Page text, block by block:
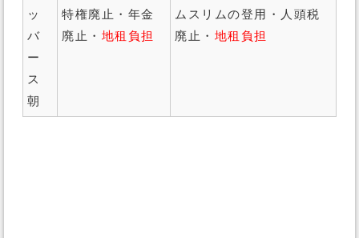
ッ
バ
ー
ス
朝
特権廃止・年金
廃止・ 地租負担
ムスリムの登用・人頭税
廃止・ 地租負担